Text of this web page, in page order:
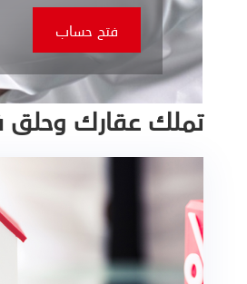
فتح حساب
تملك عقارك